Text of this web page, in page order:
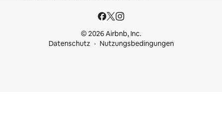
© 2026 Airbnb, Inc.
Datenschutz
Nutzungsbedingungen